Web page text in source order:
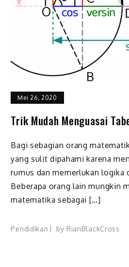
Mei 26, 2020
Trik Mudah Menguasai
Bagi sebagian orang
yang sulit dipahami karena
rumus dan memerlukan logika
Beberapa orang lain mungkin
matematika sebagai […]
Pendidikan by RianBlackCross